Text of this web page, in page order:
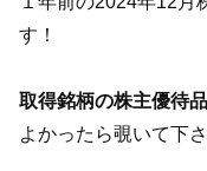
す！
取得銘柄の株主優待
よかったら覗いて下さ